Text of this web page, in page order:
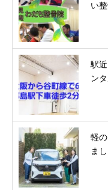
い
駅
ン
軽
ま